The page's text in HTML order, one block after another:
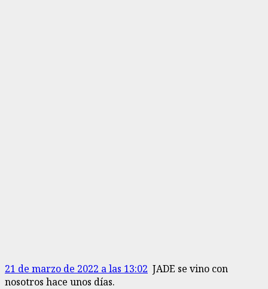
21 de marzo de 2022 a las 13:02 JADE se vino con
nosotros hace unos días.